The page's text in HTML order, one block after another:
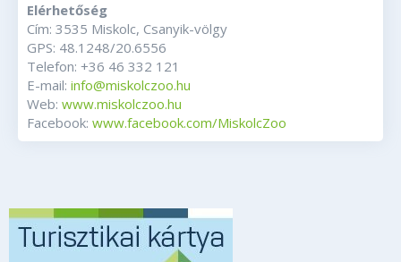
Elérhetőség
Cím: 3535 Miskolc, Csanyik-völgy
GPS: 48.1248/20.6556
Telefon: +36 46 332 121
E-mail: info@miskolczoo.hu
Web: www.miskolczoo.hu
Facebook: www.facebook.com/MiskolcZoo